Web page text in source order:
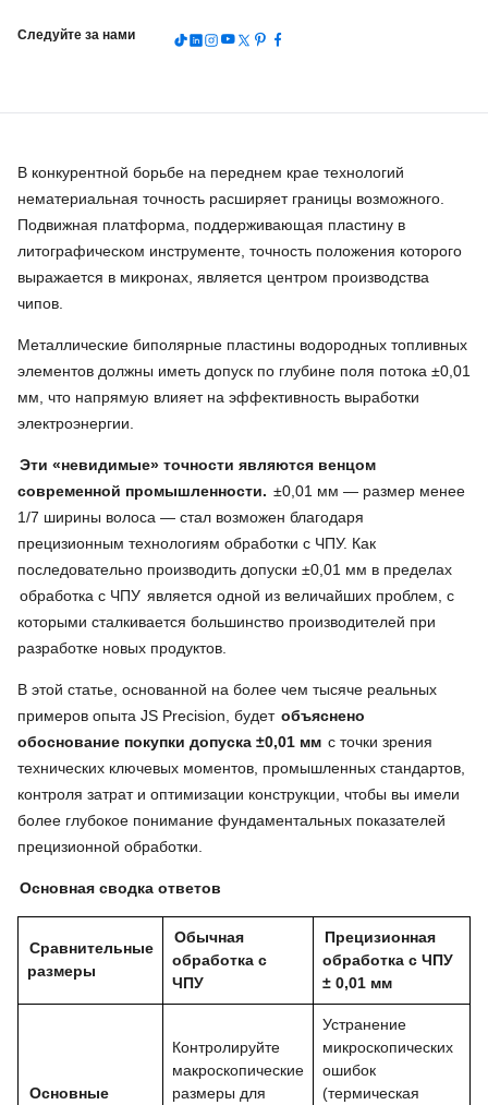
Следуйте за нами
В конкурентной борьбе на переднем крае технологий
нематериальная точность расширяет границы возможного.
Подвижная платформа, поддерживающая пластину в
литографическом инструменте, точность положения которого
выражается в микронах, является центром производства
чипов.
Металлические биполярные пластины водородных топливных
элементов должны иметь допуск по глубине поля потока ±0,01
мм, что напрямую влияет на эффективность выработки
электроэнергии.
Эти «невидимые» точности являются венцом
современной промышленности. ±0,01 мм — размер менее
1/7 ширины волоса — стал возможен благодаря
прецизионным технологиям обработки с ЧПУ. Как
последовательно производить допуски ±0,01 мм в пределах
обработка с ЧПУ является одной из величайших проблем, с
которыми сталкивается большинство производителей при
разработке новых продуктов.
В этой статье, основанной на более чем тысяче реальных
примеров опыта JS Precision, будет объяснено
обоснование покупки допуска ±0,01 мм с точки зрения
технических ключевых моментов, промышленных стандартов,
контроля затрат и оптимизации конструкции, чтобы вы имели
более глубокое понимание фундаментальных показателей
прецизионной обработки.
Основная сводка ответов
Сравнительные
размеры
Обычная
обработка с
ЧПУ
Прецизионная
обработка с ЧПУ
± 0,01 мм
Основные
Контролируйте
макроскопические
размеры для
Устранение
микроскопических
ошибок
(термическая